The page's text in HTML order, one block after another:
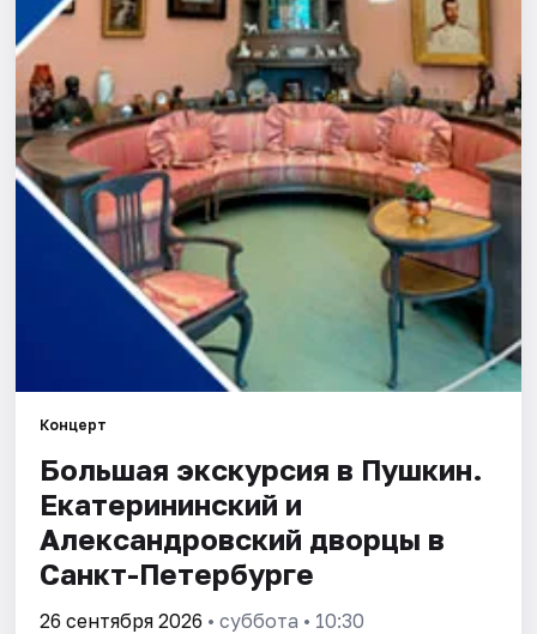
Города
Площадки
Артисты
Рейтинги
Концерт
Большая экскурсия в Пушкин.
Екатерининский и
Александровский дворцы в
Санкт-Петербурге
26 сентября 2026 • суббота • 10:30